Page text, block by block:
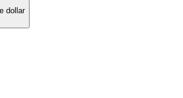
dollar